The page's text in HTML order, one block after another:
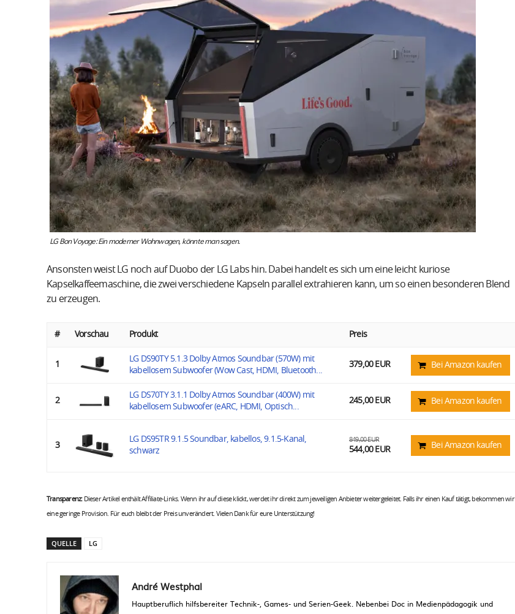
LG Bon Voyage: Ein moderner Wohnwagen, könnte man sagen.
Ansonsten weist LG noch auf Duobo der LG Labs hin. Dabei handelt es sich um eine leicht kuriose
Kapselkaffeemaschine, die zwei verschiedene Kapseln parallel extrahieren kann, um so einen besonderen Blend
zu erzeugen.
# Vorschau Produkt Preis
1
LG DS90TY 5.1.3 Dolby Atmos Soundbar (570W) mit
kabellosem Subwoofer (Wow Cast, HDMI, Bluetooth...
379,00 EUR Bei Amazon kaufen
2
LG DS70TY 3.1.1 Dolby Atmos Soundbar (400W) mit
kabellosem Subwoofer (eARC, HDMI, Optisch...
245,00 EUR Bei Amazon kaufen
3
LG DS95TR 9.1.5 Soundbar, kabellos, 9.1.5-Kanal,
schwarz
849,00 EUR
544,00 EUR Bei Amazon kaufen
Transparenz:Dieser Artikel enthält Affiliate-Links. Wenn ihr auf diese klickt, werdet ihr direkt zum jeweiligen Anbieter weitergeleitet. Falls ihr einen Kauf tätigt, bekommen wir
eine geringe Provision. Für euch bleibt der Preis unverändert. Vielen Dank für eure Unterstützung!
QUELLE LG
André Westphal
Hauptberuflich hilfsbereiter Technik-, Games- und Serien-Geek. Nebenbei Doc in Medienpädagogik und